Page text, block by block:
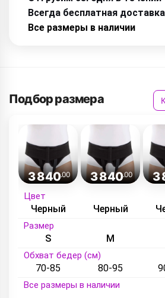
Всегда бесплатная доставка
Все размеры в наличии
Подбор размера
Цвет
Размер
Обхват бедер (см)
Все размеры в наличии
3 840.00
Черный
S
70-85
3 840.00
Черный
M
80-95
3